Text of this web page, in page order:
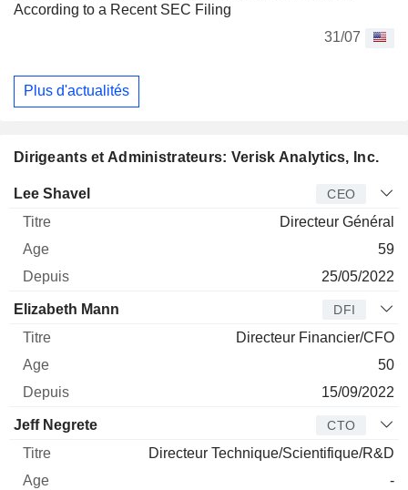
According to a Recent SEC Filing
31/07
Plus d'actualités
Dirigeants et Administrateurs: Verisk Analytics, Inc.
Dirigeant Titre
Lee Shavel CEO
Directeur Général
59
25/05/2022
Elizabeth Mann DFI
Directeur Financier/CFO
50
15/09/2022
Jeff Negrete CTO
Directeur Technique/Scientifique/R&D
-